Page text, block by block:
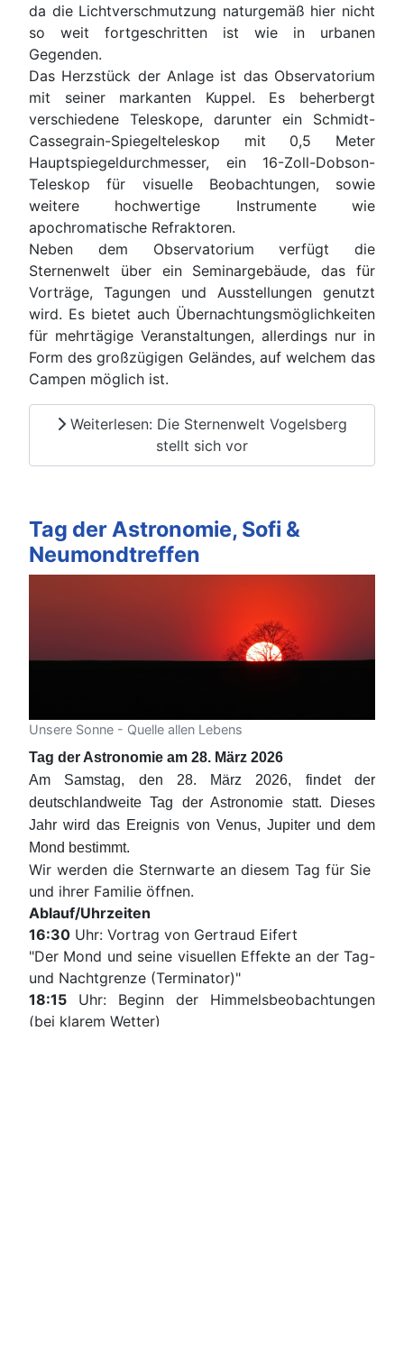
da die Lichtverschmutzung naturgemäß hier nicht
so weit fortgeschritten ist wie in urbanen
Gegenden.
Das Herzstück der Anlage ist das Observatorium
mit seiner markanten Kuppel. Es beherbergt
verschiedene Teleskope, darunter ein Schmidt-
Cassegrain-Spiegelteleskop mit 0,5 Meter
Hauptspiegeldurchmesser, ein 16-Zoll-Dobson-
Teleskop für visuelle Beobachtungen, sowie
weitere hochwertige Instrumente wie
apochromatische Refraktoren.
Neben dem Observatorium verfügt die
Sternenwelt über ein Seminargebäude, das für
Vorträge, Tagungen und Ausstellungen genutzt
wird. Es bietet auch Übernachtungsmöglichkeiten
für mehrtägige Veranstaltungen, allerdings nur in
Form des großzügigen Geländes, auf welchem das
Campen möglich ist.
Weiterlesen: Die Sternenwelt Vogelsberg
stellt sich vor
Tag der Astronomie, Sofi &
Neumondtreffen
Unsere Sonne - Quelle allen Lebens
Tag der Astronomie am 28. März 2026
Am Samstag, den 28. März 2026, findet der
deutschlandweite Tag der Astronomie statt. Dieses
Jahr wird das Ereignis von Venus, Jupiter und dem
Mond bestimmt.
Wir werden die Sternwarte an diesem Tag für Sie
und ihrer Familie öffnen.
Ablauf/Uhrzeiten
16:30 Uhr: Vortrag von Gertraud Eifert
"Der Mond und seine visuellen Effekte an der Tag-
und Nachtgrenze (Terminator)"
18:15 Uhr: Beginn der Himmelsbeobachtungen
(bei klarem Wetter)